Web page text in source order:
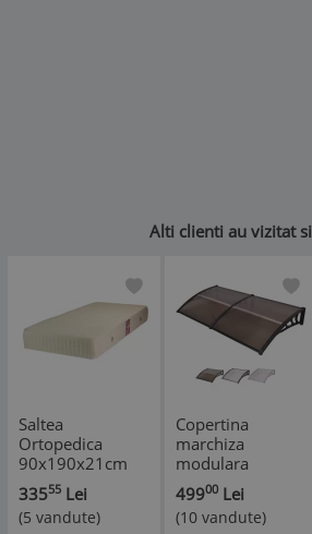
Alti clienti au vizitat si
Saltea
Ortopedica
90x190x21cm
Dafin Lux -
Arcuri Bonell,
Fermitate Medie,
33555 Lei
(5 vandute)
Copertina
marchiza
modulara
240x100cm
Negru Maro Gri
Policarbonat clar
49900 Lei
(10 vandute)